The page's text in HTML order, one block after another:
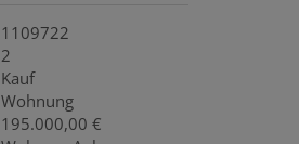
1109722
2
Kauf
Wohnung
195.000,00 €